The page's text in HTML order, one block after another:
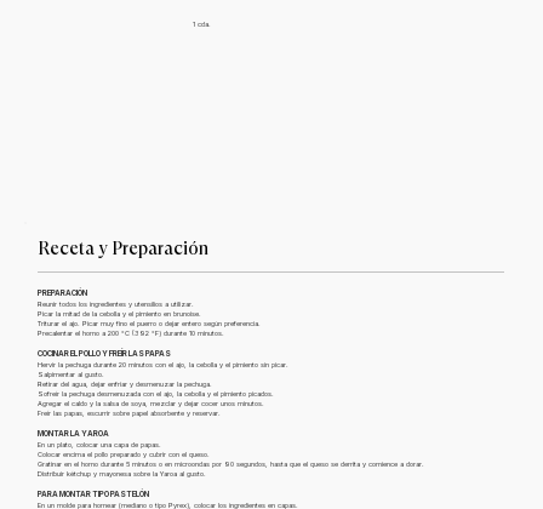
1 cda.
Receta y Preparación
PREPARACIÓN
Reunir todos los ingredientes y utensilios a utilizar.
Picar la mitad de la cebolla y el pimiento en brunoise.
Triturar el ajo. Picar muy fino el puerro o dejar entero según preferencia.
Precalentar el horno a 200 °C (392 °F) durante 10 minutos.
COCINAR EL POLLO Y FREÍR LAS PAPAS
Hervir la pechuga durante 20 minutos con el ajo, la cebolla y el pimiento sin picar.
Salpimentar al gusto.
Retirar del agua, dejar enfriar y desmenuzar la pechuga.
Sofreír la pechuga desmenuzada con el ajo, la cebolla y el pimiento picados.
Agregar el caldo y la salsa de soya, mezclar y dejar cocer unos minutos.
Freír las papas, escurrir sobre papel absorbente y reservar.
MONTAR LA YAROA
En un plato, colocar una capa de papas.
Colocar encima el pollo preparado y cubrir con el queso.
Gratinar en el horno durante 5 minutos o en microondas por 90 segundos, hasta que el queso se derrita y comience a dorar.
Distribuir kétchup y mayonesa sobre la Yaroa al gusto.
PARA MONTAR TIPO PASTELÓN
En un molde para hornear (mediano o tipo Pyrex), colocar los ingredientes en capas.